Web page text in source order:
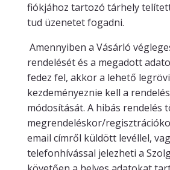
fiókjához tartozó tárhely
tud üzenetet fogadni.
Amennyiben a Vásárló
rendelését és a megadott
fedez fel, akkor a lehető
kezdeményeznie kell a
módosítását. A hibás rendelés
megrendeléskor/
email címről küldött levéllel,
telefonhívással jelezheti a